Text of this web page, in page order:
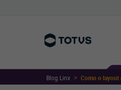
Blog Linx